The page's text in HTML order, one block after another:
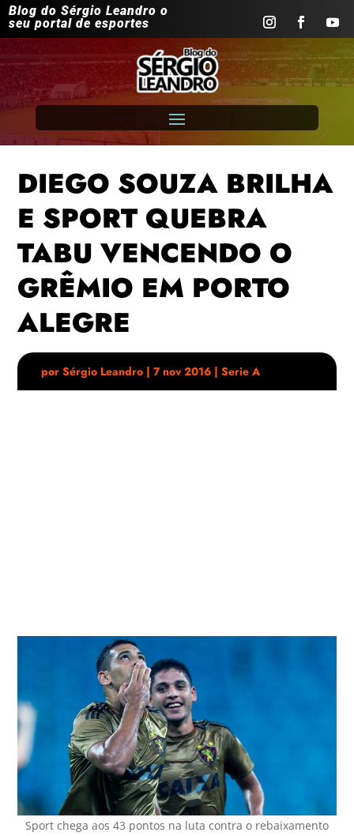
Blog do Sérgio Leandro o
seu portal de esportes
DIEGO SOUZA BRILHA
E SPORT QUEBRA
TABU VENCENDO O
GRÊMIO EM PORTO
ALEGRE
porSérgio Leandro |7 nov 2016 |Serie A
Sport chega aos 43 pontos na luta contra o rebaixamento